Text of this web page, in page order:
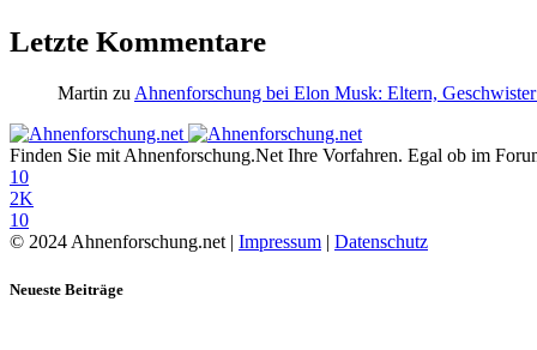
Letzte Kommentare
Martin zu Ahnenforschung bei Elon Musk: Eltern,
Finden Sie mit Ahnenforschung.Net Ihre Vorfahren. Egal ob im
10
2K
10
© 2024 Ahnenforschung.net | Impressum | Datenschutz
Neueste Beiträge